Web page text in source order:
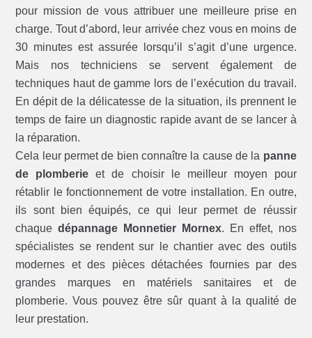
pour mission de vous attribuer une meilleure prise en
charge. Tout d’abord, leur arrivée chez vous en moins de
30 minutes est assurée lorsqu’il s’agit d’une urgence.
Mais nos techniciens se servent également de
techniques haut de gamme lors de l’exécution du travail.
En dépit de la délicatesse de la situation, ils prennent le
temps de faire un diagnostic rapide avant de se lancer à
la réparation.
Cela leur permet de bien connaître la cause de la panne
de plomberie et de choisir le meilleur moyen pour
rétablir le fonctionnement de votre installation. En outre,
ils sont bien équipés, ce qui leur permet de réussir
chaquedépannage Monnetier Mornex. En effet, nos
spécialistes se rendent sur le chantier avec des outils
modernes et des pièces détachées fournies par des
grandes marques en matériels sanitaires et de
plomberie. Vous pouvez être sûr quant à la qualité de
leur prestation.